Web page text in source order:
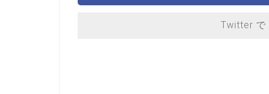
Twitter で